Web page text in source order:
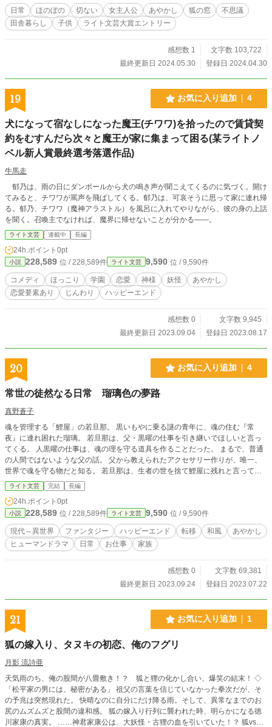
日常 ほのぼの 切ない 女主人公 あやかし 狐の窓
不思議
田舎暮らし
子供 ライト文芸大賞エントリー
感想数 1
文字数 103,722
最終更新日 2024.05.30
登録日 2024.04.30
19 お気に入り追加 4
犬になって宿なしになった魔王(チワワ)を拾ったので賃貸契
約をむすんだら次々と魔王が家に集まって困る(某ライトノ
ベル新人賞最終選考落選作品)
牛馬走
郁乃は、雨の日にダンボールから犬の鳴き声が聞こえてくるのに気づく。開け
てみると、チワワが罵声を飛ばしてくる。郁乃は、可哀そうに思って家に連れ帰
る。郁乃、チワワ（魔神アラストル）を風呂に入れてやりながら、彼の身の上話
を聞く。召喚主でなければ、魔界に帰せないことが分かる――。
ライト文芸 連載中 長編
24h.ポイント 0pt
小説 228,589 位 / 228,589件 ライト文芸 9,590 位 / 9,590件
コメディ ほっこり 学園 恋愛 神様 妖怪
あやかし
恋愛要素あり
じんわり ハッピーエンド
感想数 0
文字数 9,945
最終更新日 2023.09.04
登録日 2023.08.17
20 お気に入り追加 4
常世の徒然なる日常 瑠璃色の夢路
真野蒼子
魂を管理する「鯉屋」の若旦那。 黒いもやに乗る謎の青年に、魂の住む『常
夜』に連れ困れた瑠璃。 若旦那は、父・黒曜の仕事を引き継いでほしいと言っ
てくる。 人黒曜の仕事は、魂の理を守る道具を作ることだった。 まるで、普通
の人間ではないような父の話。 父から教えられたアクセサリー作りが、唯一、
世界で魂を守る物だと知る。 若旦那は、生者の世を捨て鯉屋に残れと言ってく
るが――。
ライト文芸 完結 長編
24h.ポイント 0pt
小説 228,589 位 / 228,589件 ライト文芸 9,590 位 / 9,590件
現代⇔異世界 ファンタジー ハッピーエンド 転移 和風
あやかし
ヒューマンドラマ
日常 お仕事 家族
感想数 0
文字数 69,381
最終更新日 2023.09.24
登録日 2023.07.22
21 お気に入り追加 1
狐の嫁入り、タヌキの初恋、俺のフグリ
月影 流詩亜
天気雨のち、俺の股間が八畳敷き！？ 狐と狸の化かし合い、爆笑の結末！ ◇
「松平家の男には、秘密がある」 祖父の言葉を信じていなかった拳次だが、そ
の予兆は突然現れた。 快晴なのに自分にだけ降る雨。そして、異常なまでのお
尻のムズムズと股間の違和感。 狐の嫁入り行列に襲われた時、明らかになる徳
川家康の真実。 ……神君家康公は、大妖怪・古狸の血を引いていた！？ 狐vs狸